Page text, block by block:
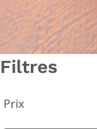
Filtres
Prix